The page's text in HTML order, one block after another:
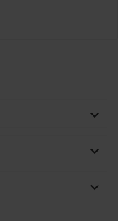


